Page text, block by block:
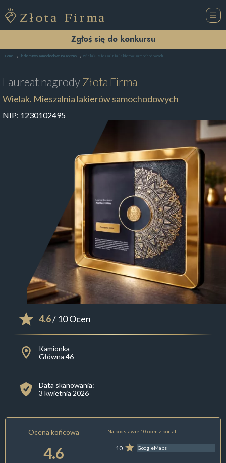
Zgłoś się do konkursu
Home Blacharstwo samochodowe Piaseczno Wielak. Mieszalnia lakierów samochodowych
Laureat nagrodyZłota Firma
Wielak. Mieszalnia lakierów samochodowych
NIP: 1230102495
4.6/ 10 Ocen
Kamionka
Główna 46
Data skanowania:
3 kwietnia 2026
Ocena końcowa
4.6
Na podstawie 10 ocen z portali:
10 GoogleMaps